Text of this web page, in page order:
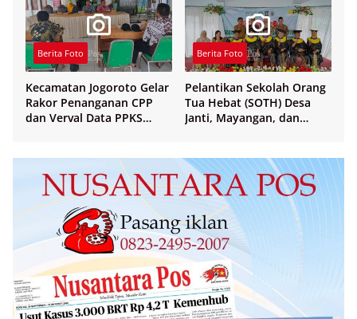
Berita Foto
Kecamatan Jogoroto Gelar
Rakor Penanganan CPP
dan Verval Data PPKS
Berita Foto
Pelantikan Sekolah Orang
Tua Hebat (SOTH) Desa
Janti, Mayangan, dan